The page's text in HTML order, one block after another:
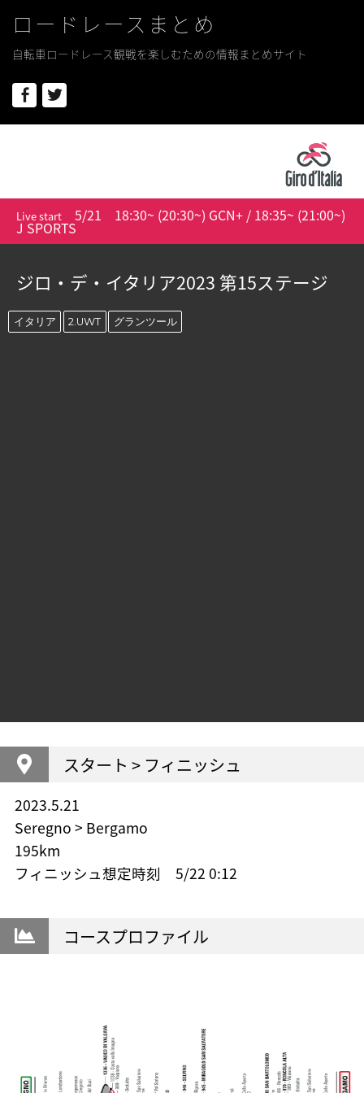
ロードレースまとめ
自転車ロードレース観戦を楽しむための情報まとめサイト
Facebook
Live start 5/21 18:30~ (20:30~) GCN+ / 18:35~ (21:00~)
J SPORTS
ジロ・デ・イタリア2023 第15ステージ
イタリア 2.UWT グランツール
スタート > フィニッシュ
2023.5.21
Seregno > Bergamo
195km
フィニッシュ想定時刻 5/22 0:12
コースプロファイル